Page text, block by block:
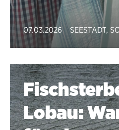
07.03.2026 SEESTADT,
Lobau: